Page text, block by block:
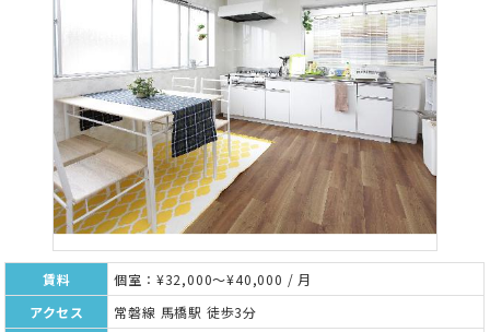
賃料
個室：¥32,000～¥40,000 / 月
アクセス
常磐線 馬橋駅 徒歩3分